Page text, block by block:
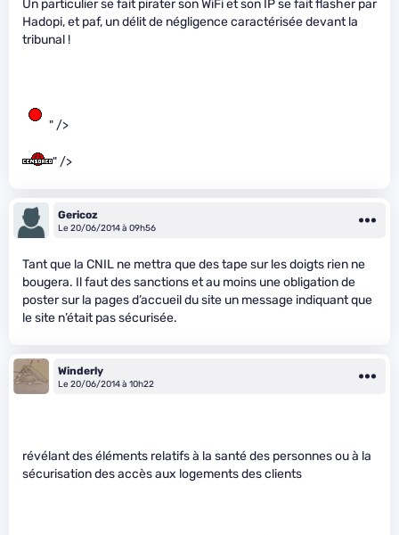
Un particulier se fait pirater son WiFi et son IP se fait flasher par
Hadopi, et paf, un délit de négligence caractérisée devant la
tribunal !
" />
" />
Gericoz
Le 20/06/2014 à 09h56
Tant que la CNIL ne mettra que des tape sur les doigts rien ne
bougera. Il faut des sanctions et au moins une obligation de
poster sur la pages d’accueil du site un message indiquant que
le site n’était pas sécurisée.
Winderly
Le 20/06/2014 à 10h22
révélant des éléments relatifs à la santé des personnes ou à la
sécurisation des accès aux logements des clients